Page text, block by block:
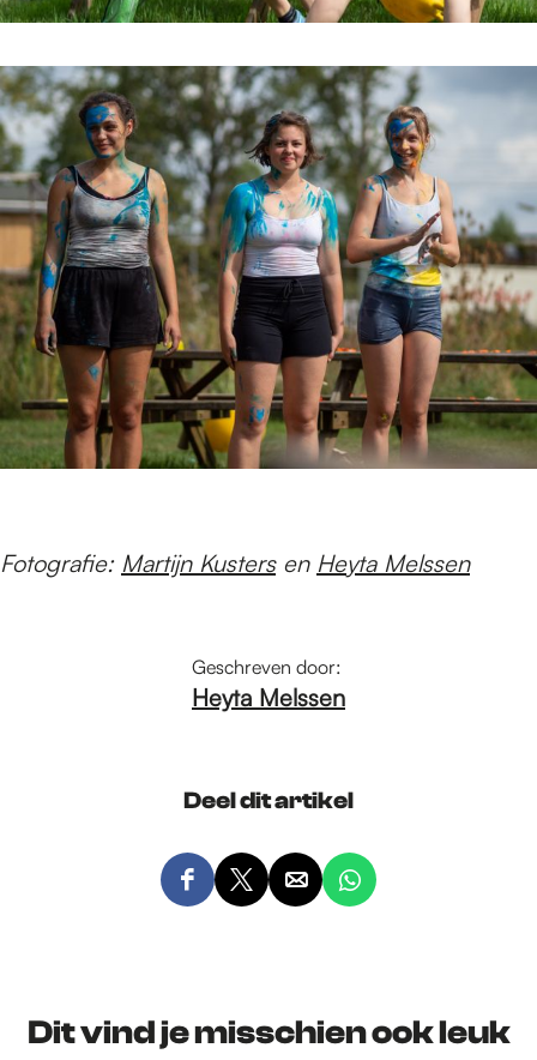
Fotografie: Martijn Kustersen Heyta Melssen
Dit vind je misschien ook leuk
Geschreven door:
Heyta Melssen
Deel dit artikel
D
d
e
D
d
e
D
d
e
D
d
e